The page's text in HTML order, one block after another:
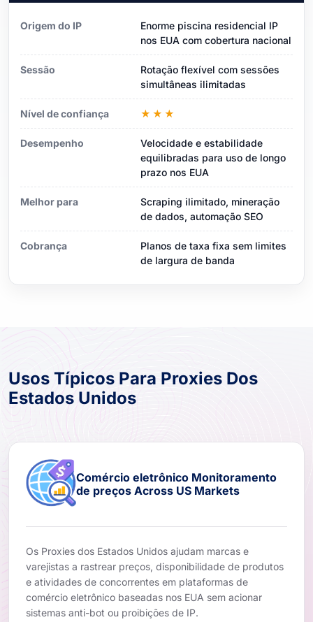
Origem do IP
Enorme piscina residencial IP
nos EUA com cobertura nacional
Sessão
Rotação flexível com sessões
simultâneas ilimitadas
Nível de confiança ★★★
Desempenho
Velocidade e estabilidade
equilibradas para uso de longo
prazo nos EUA
Melhor para
Scraping ilimitado, mineração
de dados, automação SEO
Cobrança
Planos de taxa fixa sem limites
de largura de banda
Usos Típicos Para Proxies Dos
Estados Unidos
Comércio eletrônico Monitoramento
de preços Across US Markets
Os Proxies dos Estados Unidos ajudam marcas e
varejistas a rastrear preços, disponibilidade de produtos
e atividades de concorrentes em plataformas de
comércio eletrônico baseadas nos EUA sem acionar
sistemas anti-bot ou proibições de IP.